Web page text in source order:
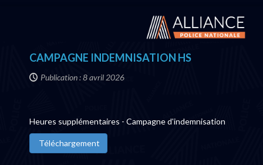
CAMPAGNE INDEMNISATION HS
Publication : 8 avril 2026
Heures supplémentaires - Campagne d'indemnisation
Téléchargement